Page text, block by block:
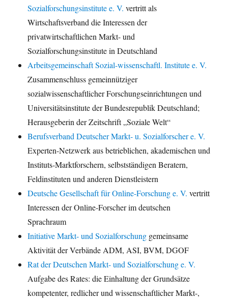
Sozialforschungsinstitute e. V. vertritt als
Wirtschaftsverband die Interessen der
privatwirtschaftlichen Markt- und
Sozialforschungsinstitute in Deutschland
Arbeitsgemeinschaft Sozial-wissenschaftl. Institute e. V.
Zusammenschluss gemeinnütziger
sozialwissenschaftlicher Forschungseinrichtungen und
Universitätsinstitute der Bundesrepublik Deutschland;
Herausgeberin der Zeitschrift „Soziale Welt“
Berufsverband Deutscher Markt- u. Sozialforscher e. V.
Experten-Netzwerk aus betrieblichen, akademischen und
Instituts-Marktforschern, selbstständigen Beratern,
Feldinstituten und anderen Dienstleistern
Deutsche Gesellschaft für Online-Forschung e. V. vertritt
Interessen der Online-Forscher im deutschen
Sprachraum
Initiative Markt- und Sozialforschung gemeinsame
Aktivität der Verbände ADM, ASI, BVM, DGOF
Rat der Deutschen Markt- und Sozialforschung e. V.
Aufgabe des Rates: die Einhaltung der Grundsätze
kompetenter, redlicher und wissenschaftlicher Markt-,